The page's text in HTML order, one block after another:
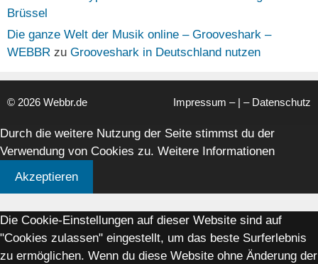
Brüssel
Die ganze Welt der Musik online – Grooveshark –
WEBBR zu Grooveshark in Deutschland nutzen
Impressum – | – Datenschutz
© 2026 Webbr.de
Durch die weitere Nutzung der Seite stimmst du der
Verwendung von Cookies zu. Weitere Informationen
Akzeptieren
Die Cookie-Einstellungen auf dieser Website sind auf
"Cookies zulassen" eingestellt, um das beste Surferlebnis
zu ermöglichen. Wenn du diese Website ohne Änderung der